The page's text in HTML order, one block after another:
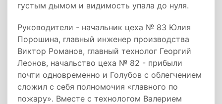
густым дымом и видимость упала до нуля.
Руководители - начальник цеха № 83 Юлия
Порошина, главный инженер производства
Виктор Романов, главный технолог Георгий
Леонов, начальство цеха № 82 - прибыли
почти одновременно и Голубов с облегчением
сложил с себя полномочия «главного по
пожару». Вместе с технологом Валерием